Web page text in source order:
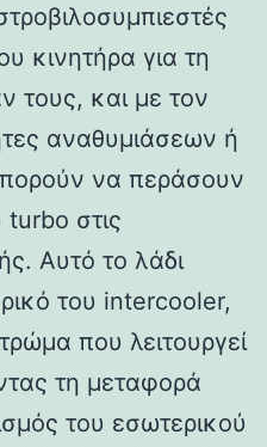
κινητήρα για τη
τους, και με τον
αναθυμιάσεων ή
να περάσουν
turbo στις
Αυτό το λάδι
του intercooler,
που λειτουργεί
τη μεταφορά
του εσωτερικού